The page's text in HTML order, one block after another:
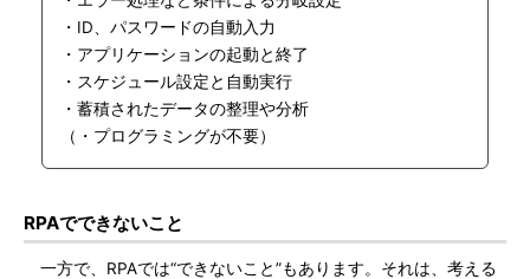
・ID、パスワードの自動入力
・アプリケーションの起動と終了
・スケジュール設定と自動実行
・蓄積されたデータの整理や分析
（・プログラミングが不要）
RPAでできないこと
一方で、RPAでは“できないこと”もあります。それは、考える